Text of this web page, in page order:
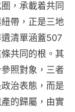
，承載着共同
帶，正是三地
清單涵蓋507
共同的根。其
照對象，三者
治表態，而是
的歸屬，由實